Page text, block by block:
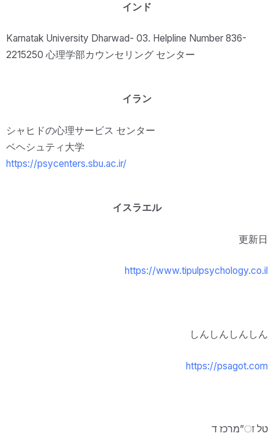
インド
Karnatak University Dharwad- 03. Helpline Number 836-
2215250 心理学部カウンセリング センター
イラン
シャヒドの心理サービス センター
ベヘシュティ大学
https://psycenters.sbu.ac.ir/
イスラエル
更新日
https://www.tipulpsychology.co.il
しんしんしんしん
https://psagot.com
מרכז ד”ा טל